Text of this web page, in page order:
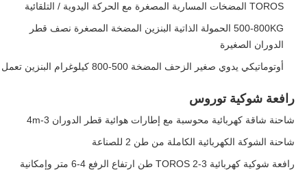
TOROS المضخات المسارية المصغرة مع الحركة اليدوية / التلقائية
500-800KG الحمولة الذاتية البنزين المضخة المصغرة نصف قطر
الدوران الصغيرة
أوتوماتيكي يدوي صغير الزحف المضخة 500-800 كيلوغرام البنزين تعمل
رافعة شوكية توروس
شاحنة شاقة كهربائية محوسبة مع إطارات هوائية قطر الدوران 3-4m
شاحنة الشوكة الكهربائية الكاملة من طن 2 للصناعة
رافعة شوكية كهربائية TOROS 2-3 طن ارتفاع الرفع 4-6 متر وإمكانية